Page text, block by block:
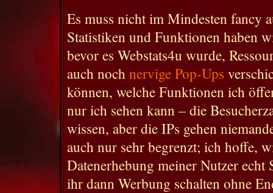
Es muss nicht im Mindesten fancy
Statistiken und Funktionen haben
bevor es Webstats4u wurde,
auch noch nervige Pop-Ups
können, welche Funktionen ich
nur ich sehen kann – die
wissen, aber die IPs gehen
auch nur sehr begrenzt; ich hoffe,
Datenerhebung meiner Nutzer echt
ihr dann Werbung schalten ohne